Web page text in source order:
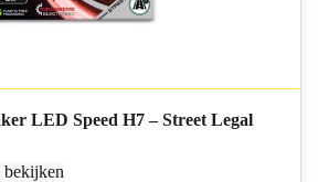
LED Speed H7 – Street Legal
bekijken